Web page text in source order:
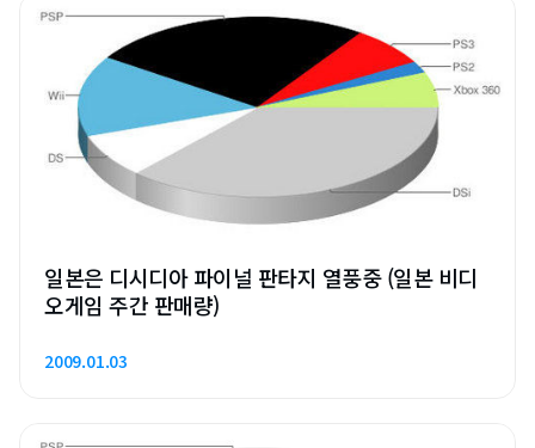
일본은 디시디아 파이널 판타지 열풍중 (일본 비디
오게임 주간 판매량)
2009.01.03